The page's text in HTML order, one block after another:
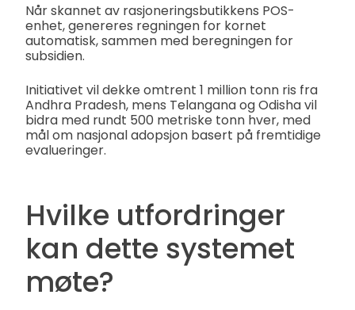
Når skannet av rasjoneringsbutikkens POS-
enhet, genereres regningen for kornet
automatisk, sammen med beregningen for
subsidien.
Initiativet vil dekke omtrent 1 million tonn ris fra
Andhra Pradesh, mens Telangana og Odisha vil
bidra med rundt 500 metriske tonn hver, med
mål om nasjonal adopsjon basert på fremtidige
evalueringer.
Hvilke utfordringer
kan dette systemet
møte?